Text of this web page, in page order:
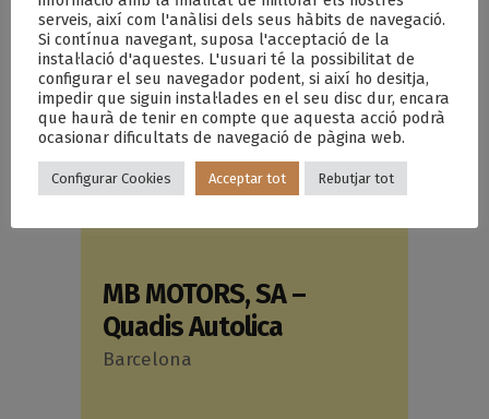
WATER SYSTEM 31
MB MOTORS, SA –
Quadis Autolica
Barcelona
serveis, així com l'anàlisi dels seus hàbits de navegació.
Si contínua navegant, suposa l'acceptació de la
instal·lació d'aquestes. L'usuari té la possibilitat de
configurar el seu navegador podent, si així ho desitja,
impedir que siguin instal·lades en el seu disc dur, encara
que haurà de tenir en compte que aquesta acció podrà
ocasionar dificultats de navegació de pàgina web.
Configurar Cookies Acceptar tot Rebutjar tot